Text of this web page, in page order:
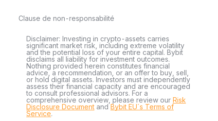
Clause de non-responsabilité
Disclaimer: Investing in crypto-assets carries
significant market risk, including extreme volatility
and the potential loss of your entire capital. Bybit
disclaims all liability for investment outcomes.
Nothing provided herein constitutes financial
advice, a recommendation, or an offer to buy, sell,
or hold digital assets. Investors must independently
assess their financial capacity and are encouraged
to consult professional advisors. For a
comprehensive overview, please review our Risk
Disclosure Document andBybit EU´s Terms of
Service.